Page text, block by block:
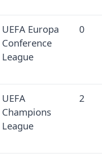
UEFA Europa
Conference
League
0
UEFA
Champions
League
2